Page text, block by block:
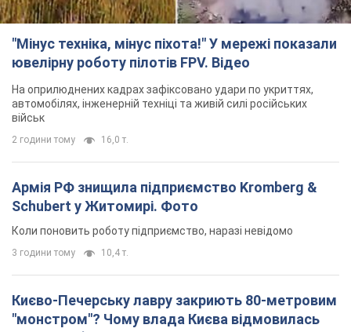
"Мінус техніка, мінус піхота!" У мережі показали
ювелірну роботу пілотів FPV. Відео
На оприлюднених кадрах зафіксовано удари по укриттях,
автомобілях, інженерній техніці та живій силі російських
військ
2 години тому 16,0 т.
Армія РФ знищила підприємство Kromberg &
Schubert у Житомирі. Фото
Коли поновить роботу підприємство, наразі невідомо
3 години тому 10,4 т.
Києво-Печерську лавру закриють 80-метровим
"монстром"? Чому влада Києва відмовилась